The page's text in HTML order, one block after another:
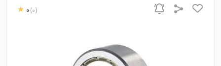
0 (0)